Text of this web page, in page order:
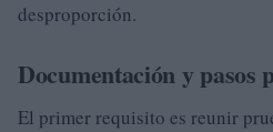
desproporción.
Documentación y pasos
El primer requisito es reunir